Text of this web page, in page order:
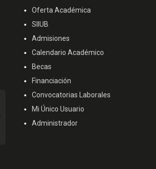
Oferta Académica
SIIUB
Admisiones
Calendario Académico
Becas
Financiación
Convocatorias Laborales
Mi Único Usuario
Administrador